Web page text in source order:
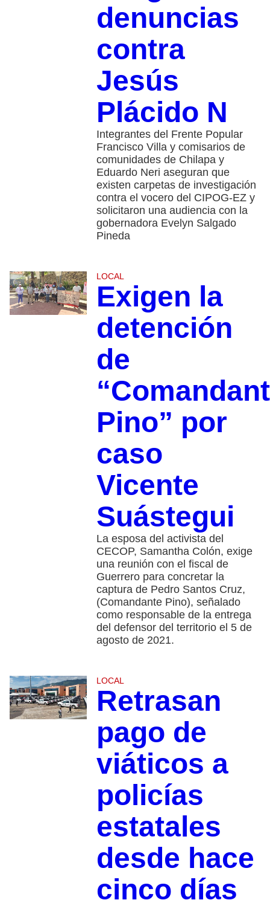
denuncias
contra
Jesús
Plácido N
Integrantes del Frente Popular
Francisco Villa y comisarios de
comunidades de Chilapa y
Eduardo Neri aseguran que
existen carpetas de investigación
contra el vocero del CIPOG-EZ y
solicitaron una audiencia con la
gobernadora Evelyn Salgado
Pineda
LOCAL
Exigen la
detención
de
Pino” por
caso
Vicente
Suástegui
La esposa del activista del
CECOP, Samantha Colón, exige
una reunión con el fiscal de
Guerrero para concretar la
captura de Pedro Santos Cruz,
(Comandante Pino), señalado
como responsable de la entrega
del defensor del territorio el 5 de
agosto de 2021.
LOCAL
Retrasan
pago de
viáticos a
policías
estatales
desde hace
cinco días